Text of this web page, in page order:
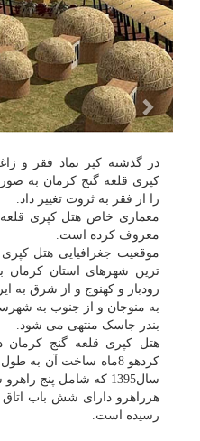
تبریز
در گذشته کپر نماد فقر و
کپری قلعه گنج کرمان به
را از فقر به ثروت تغییر داد.
معماری خاص هتل کپری
معروف کرده است.
موقعیت جغرافیایی هتل
ترین شهرهای استان کرمان
رودبار و کهنوج و از شرق به
به منوجان و از جنوب به
بندر جاسک منتهی می شود.
کردهو 8ماه ساخت آن به
سال1395 که شامل پنج راهرو سنتی که
هرراهرو دارای شش باب
رسیده است.